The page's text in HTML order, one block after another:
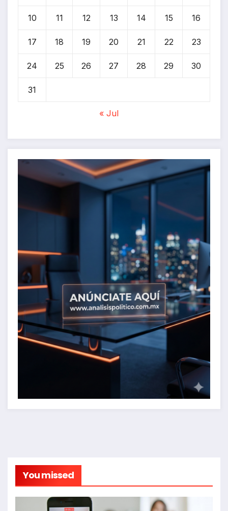
10 11 12 13 14 15 16
17 18 19 20 21 22 23
24 25 26 27 28 29 30
31
« Jul
You missed